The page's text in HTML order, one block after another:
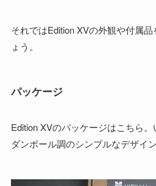
それではEdition XVの外観や付属
ょう。
パッケージ
Edition XVのパッケージはこちら
ダンボール調のシンプルなデザイン